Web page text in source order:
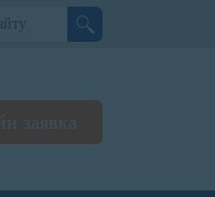
заявка